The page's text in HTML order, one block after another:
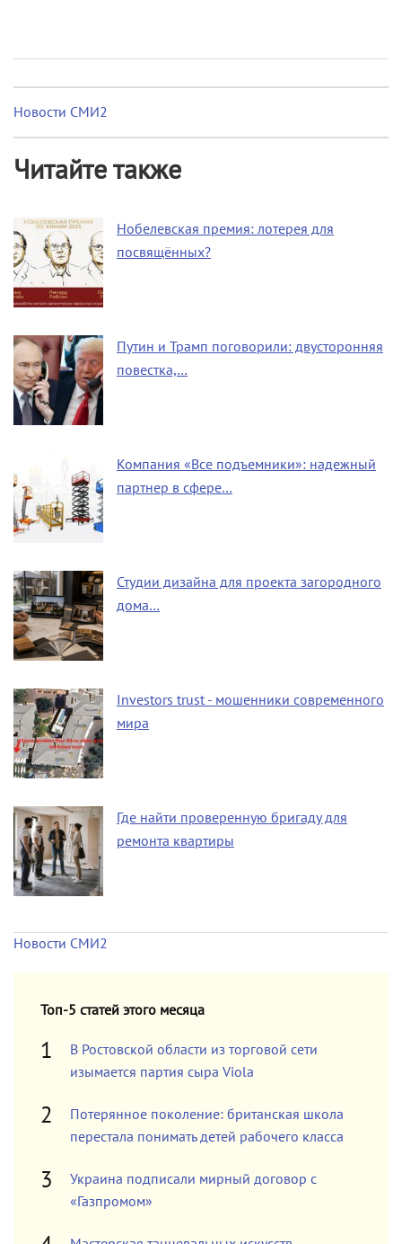
Новости СМИ2
Читайте также
Нобелевская премия: лотерея для
посвящённых?
Путин и Трамп поговорили: двусторонняя
повестка,…
Компания «Все подъемники»: надежный
партнер в сфере…
Студии дизайна для проекта загородного
дома…
Investors trust - мошенники современного
мира
Где найти проверенную бригаду для
ремонта квартиры
Новости СМИ2
Топ-5 статей этого месяца
В Ростовской области из торговой сети
изымается партия сыра Viola
Потерянное поколение: британская школа
перестала понимать детей рабочего класса
Украина подписали мирный договор с
«Газпромом»